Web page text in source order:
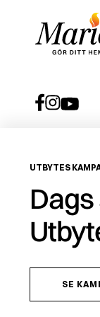
UTBYTES
SE